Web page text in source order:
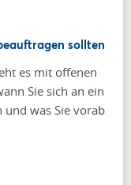
sollten
es mit offenen
Sie sich an ein
was Sie vorab